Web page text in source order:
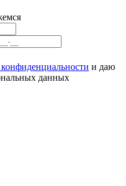
и даю
данных